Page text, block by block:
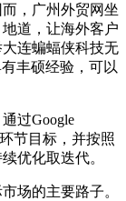
，广州外贸网坐
道，让海外客户
连蝙蝠侠科技无
丰硕经验，可以
过Google
节目标，并按照
优化取迭代。
场的主要路子。